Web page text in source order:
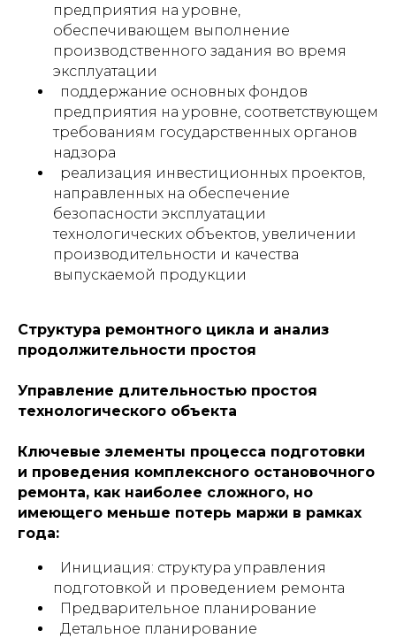
предприятия на уровне,
обеспечивающем выполнение
производственного задания во время
эксплуатации
поддержание основных фондов
предприятия на уровне, соответствующем
требованиям государственных органов
надзора
реализация инвестиционных проектов,
направленных на обеспечение
безопасности эксплуатации
технологических объектов, увеличении
производительности и качества
выпускаемой продукции
Структура ремонтного цикла и анализ
продолжительности простоя
Управление длительностью простоя
технологического объекта
Ключевые элементы процесса подготовки
и проведения комплексного остановочного
ремонта, как наиболее сложного, но
имеющего меньше потерь маржи в рамках
года:
Инициация: структура управления
подготовкой и проведением ремонта
Предварительное планирование
Детальное планирование